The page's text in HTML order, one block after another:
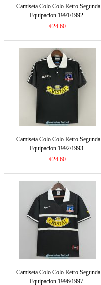
Camiseta Colo Colo Retro Segunda
Equipacion 1991/1992
€24.60
Camiseta Colo Colo Retro Segunda
Equipacion 1992/1993
€24.60
Camiseta Colo Colo Retro Segunda
Equipacion 1996/1997